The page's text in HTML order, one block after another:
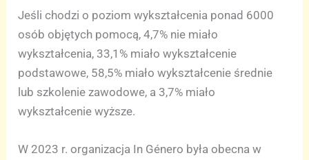
Jeśli chodzi o poziom wykształcenia ponad 6000
osób objętych pomocą, 4,7% nie miało
wykształcenia, 33,1% miało wykształcenie
podstawowe, 58,5% miało wykształcenie średnie
lub szkolenie zawodowe, a 3,7% miało
wykształcenie wyższe.
W 2023 r. organizacja In Género była obecna w